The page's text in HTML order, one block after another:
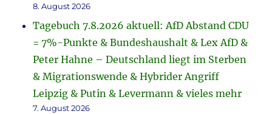
8. August 2026
Tagebuch 7.8.2026 aktuell: AfD Abstand CDU
= 7%-Punkte & Bundeshaushalt & Lex AfD &
Peter Hahne – Deutschland liegt im Sterben
& Migrationswende & Hybrider Angriff
Leipzig & Putin & Levermann & vieles mehr
7. August 2026